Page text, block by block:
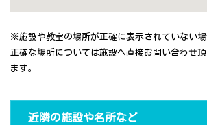
※施設や教室の場所が正確に表示されていない場
正確な場所については施設へ直接お問い合わせ
ます。
近隣の施設や名所など